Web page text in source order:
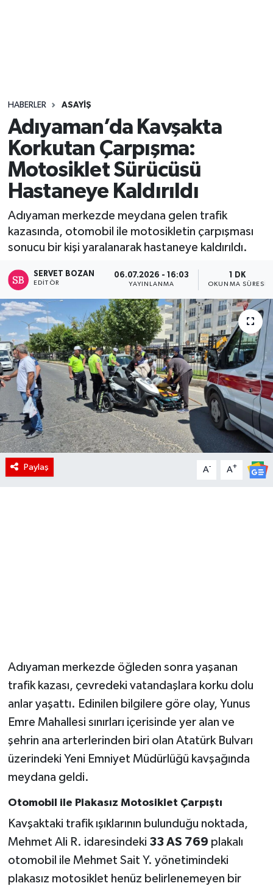
HABERLER ASAYIŞ
Adıyaman’da Kavşakta
Korkutan Çarpışma:
Motosiklet Sürücüsü
Hastaneye Kaldırıldı
Adıyaman merkezde meydana gelen trafik
kazasında, otomobil ile motosikletin çarpışması
sonucu bir kişi yaralanarak hastaneye kaldırıldı.
SERVET BOZAN
EDITÖR
06.07.2026 - 16:03
YAYINLANMA
1 DK
OKUNMA SÜRESI
Paylaş A- A+
Adıyaman merkezde öğleden sonra yaşanan
trafik kazası, çevredeki vatandaşlara korku dolu
anlar yaşattı. Edinilen bilgilere göre olay, Yunus
Emre Mahallesi sınırları içerisinde yer alan ve
şehrin ana arterlerinden biri olan Atatürk Bulvarı
üzerindeki Yeni Emniyet Müdürlüğü kavşağında
meydana geldi.
Otomobil ile Plakasız Motosiklet Çarpıştı
Kavşaktaki trafik ışıklarının bulunduğu noktada,
Mehmet Ali R. idaresindeki 33 AS 769 plakalı
otomobil ile Mehmet Sait Y. yönetimindeki
plakasız motosiklet henüz belirlenemeyen bir
Yaşam